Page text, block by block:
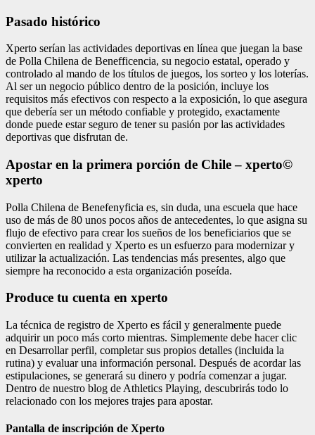
Pasado histórico
Xperto serían las actividades deportivas en línea que juegan la base
de Polla Chilena de Benefficencia, su negocio estatal, operado y
controlado al mando de los títulos de juegos, los sorteo y los loterías.
Al ser un negocio público dentro de la posición, incluye los
requisitos más efectivos con respecto a la exposición, lo que asegura
que debería ser un método confiable y protegido, exactamente
donde puede estar seguro de tener su pasión por las actividades
deportivas que disfrutan de.
Apostar en la primera porción de Chile – xperto©
xperto
Polla Chilena de Benefenyficia es, sin duda, una escuela que hace
uso de más de 80 unos pocos años de antecedentes, lo que asigna su
flujo de efectivo para crear los sueños de los beneficiarios que se
convierten en realidad y Xperto es un esfuerzo para modernizar y
utilizar la actualización. Las tendencias más presentes, algo que
siempre ha reconocido a esta organización poseída.
Produce tu cuenta en xperto
La técnica de registro de Xperto es fácil y generalmente puede
adquirir un poco más corto mientras. Simplemente debe hacer clic
en Desarrollar perfil, completar sus propios detalles (incluida la
rutina) y evaluar una información personal. Después de acordar las
estipulaciones, se generará su dinero y podría comenzar a jugar.
Dentro de nuestro blog de Athletics Playing, descubrirás todo lo
relacionado con los mejores trajes para apostar.
Pantalla de inscripción de Xperto